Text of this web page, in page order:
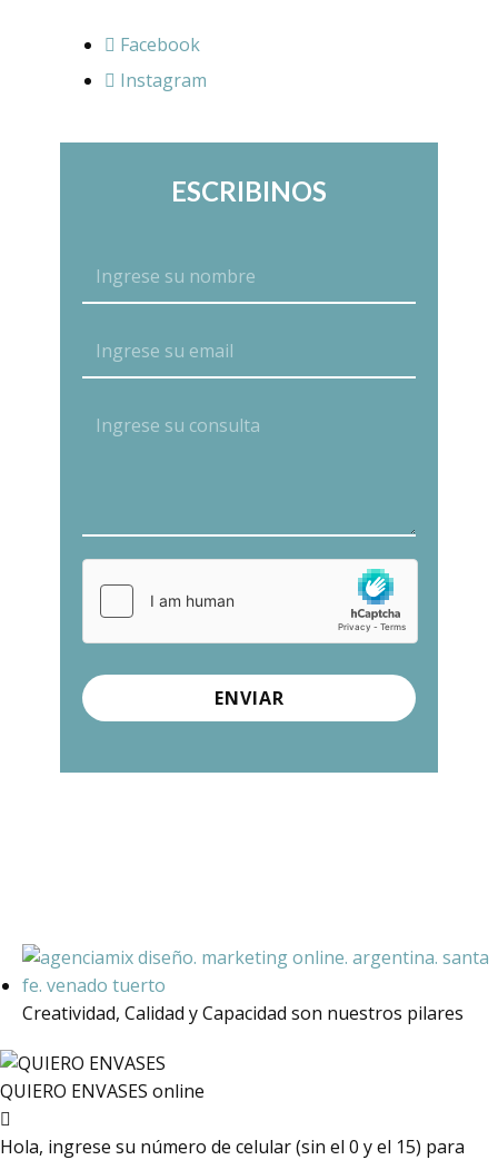
Facebook
Instagram
ESCRIBINOS
ENVIAR
Creatividad, Calidad y Capacidad son nuestros pilares
QUIERO ENVASES online
Hola, ingrese su número de celular (sin el 0 y el 15) para